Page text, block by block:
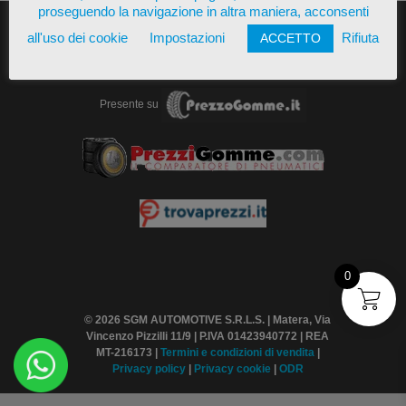
Presente su
© 2026 SGM AUTOMOTIVE S.R.L.S. | Matera, Via
Vincenzo Pizzilli 11/9 | P.IVA 01423940772 | REA
MT-216173 |
Termini e condizioni di vendita
Privacy policy
Privacy cookie ODR
proseguendo la navigazione in altra maniera, acconsenti
all'uso dei cookie
Impostazioni ACCETTO Rifiuta
0